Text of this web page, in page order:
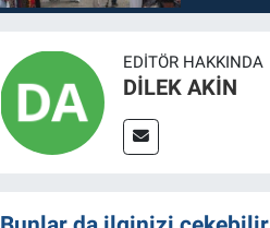
EDITÖR HAKKINDA
DİLEK AKİN